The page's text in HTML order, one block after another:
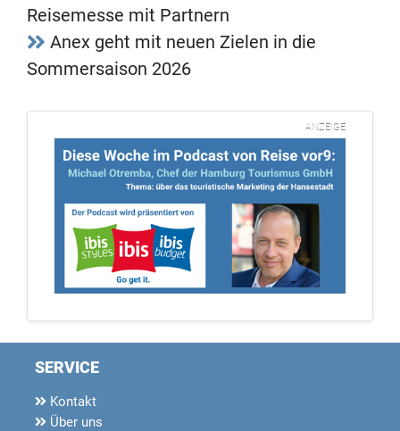
Reisemesse mit Partnern
Anex geht mit neuen Zielen in die
Sommersaison 2026
ANZEIGE
SERVICE
Kontakt
Über uns